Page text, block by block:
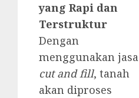
yang Rapi dan
Terstruktur
Dengan
menggunakan jasa
cut and fill, tanah
akan diproses